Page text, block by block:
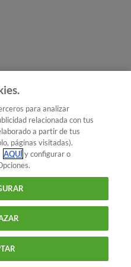
OCU
contratación de OCU
de OCU
para analizar
relacionada con tus
a partir de tus
páginas visitadas).
AQUÍy configurar o